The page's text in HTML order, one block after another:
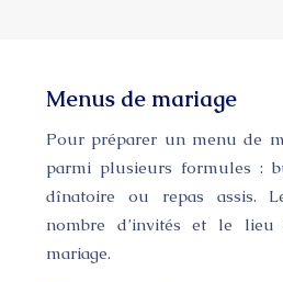
Menus de mariage
Pour préparer un menu de
parmi plusieurs formules :
dînatoire ou repas assis.
nombre d’invités et le
mariage.